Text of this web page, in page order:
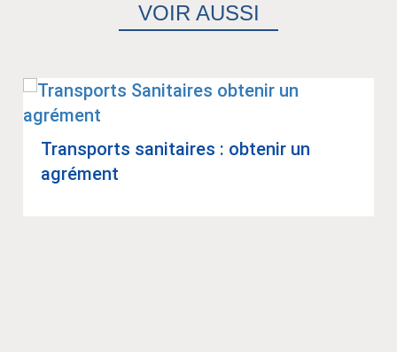
VOIR AUSSI
Trans­ports sani­taires : obte­nir un
agré­ment